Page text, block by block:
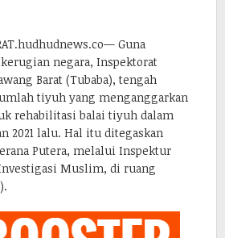
Guna
negara, Inspektorat
Barat (Tubaba), tengah
tiyuh yang menganggarkan
rehabilitasi balai tiyuh dalam
2021 lalu. Hal itu ditegaskan
Putera, melalui Inspektur
Muslim, di ruang